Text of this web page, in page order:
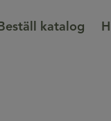
Beställ katalog